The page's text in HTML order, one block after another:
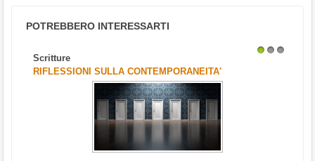
POTREBBERO INTERESSARTI
Scritture
RIFLESSIONI SULLA CONTEMPORANEITA'